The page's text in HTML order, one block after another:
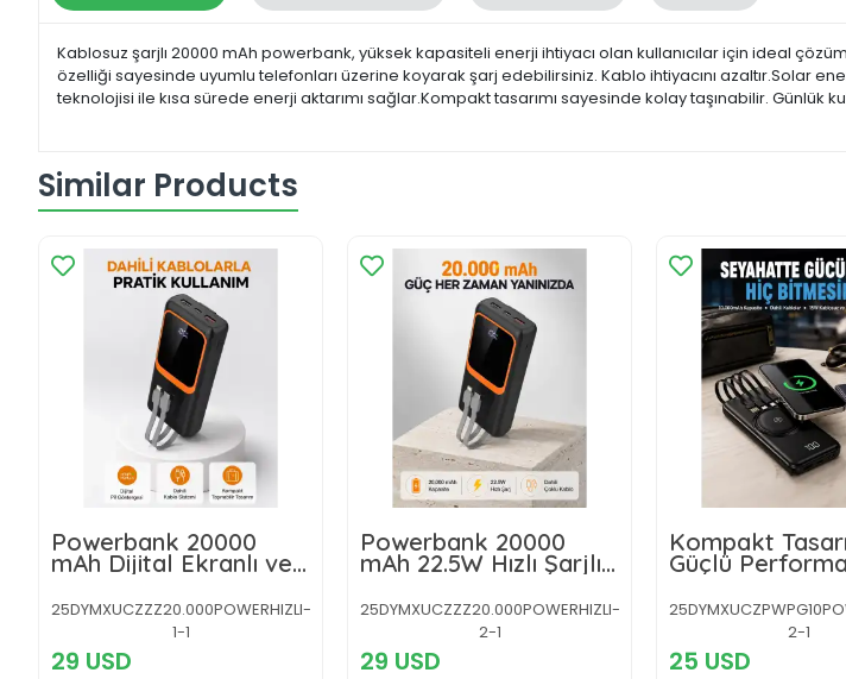
Kablosuz şarjlı 20000 mAh powerbank, yüksek kapasiteli enerji ihtiyacı olan kullanıcılar için ideal
özelliği sayesinde uyumlu telefonları üzerine koyarak şarj edebilirsiniz. Kablo ihtiyacını azaltır.Solar
teknolojisi ile kısa sürede enerji aktarımı sağlar.Kompakt tasarımı sayesinde kolay taşınabilir. Günlük
Similar Products
Powerbank 20000
mAh Dijital Ekranlı ve
Çok Kablolu Hızlı Şarj
Cihazı
25DYMXUCZZZ20.000POWERHIZLI-
1-1
29 USD
Powerbank 20000
mAh 22.5W Hızlı Şarjlı
ve Kompakt Çoklu
Kablo Çıkışlı
25DYMXUCZZZ20.000POWERHIZLI-
2-1
29 USD
Kompakt
Güçlü
10000mAh
Powerbank
2-1
25 USD